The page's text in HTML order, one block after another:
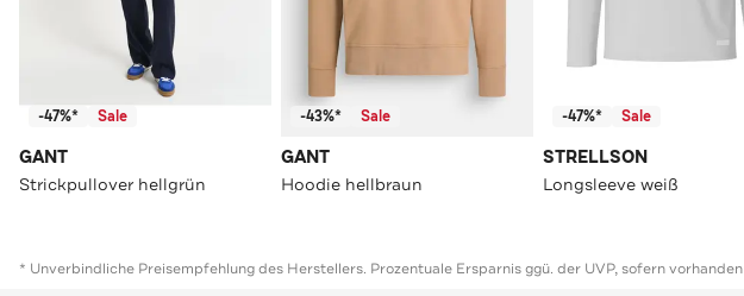
-47%* Sale
GANT
Strickpullover hellgrün
-43%* Sale
GANT
Hoodie hellbraun
-47%* Sale
STRELLSON
Longsleeve weiß
* Unverbindliche Preisempfehlung des Herstellers. Prozentuale Ersparnis ggü. der UVP, sofern vorhanden